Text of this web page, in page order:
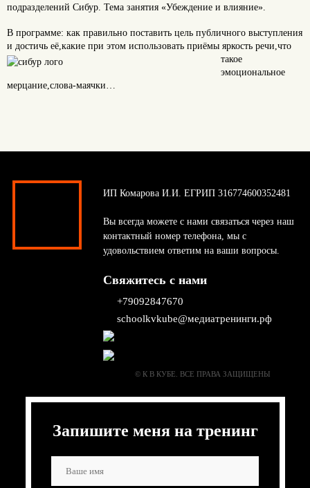
подразделений Сибур. Тема занятия «Убеждение и влияние».
В программе: как правильно поставить цель публичного выступления
и достичь её,какие при этом использовать приёмы яркость речи,что
такое
эмоциональное
мерцание,слова-маячки…
ИП Комарова И.И. ЕГРИП 316774600352481
Вы всегда можете с нами связаться через наш
контактный номер телефона, мы с
удовольствием ответим на ваши вопросы.
Свяжитесь с нами
+79092847670
schoolkvkube@медиатренинги.рф
© К В КУБЕ. ВСЕ ПРАВА ЗАЩИЩЕНЫ
Запишите меня на тренинг